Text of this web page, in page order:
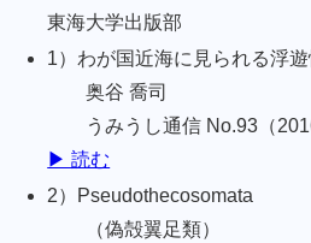
東海大学出版部
1）わが国近海に見られる浮
奥谷 喬司
うみうし通信 No.93（
▶ 読む
2）Pseudothecosomata
（偽殻翼足類）